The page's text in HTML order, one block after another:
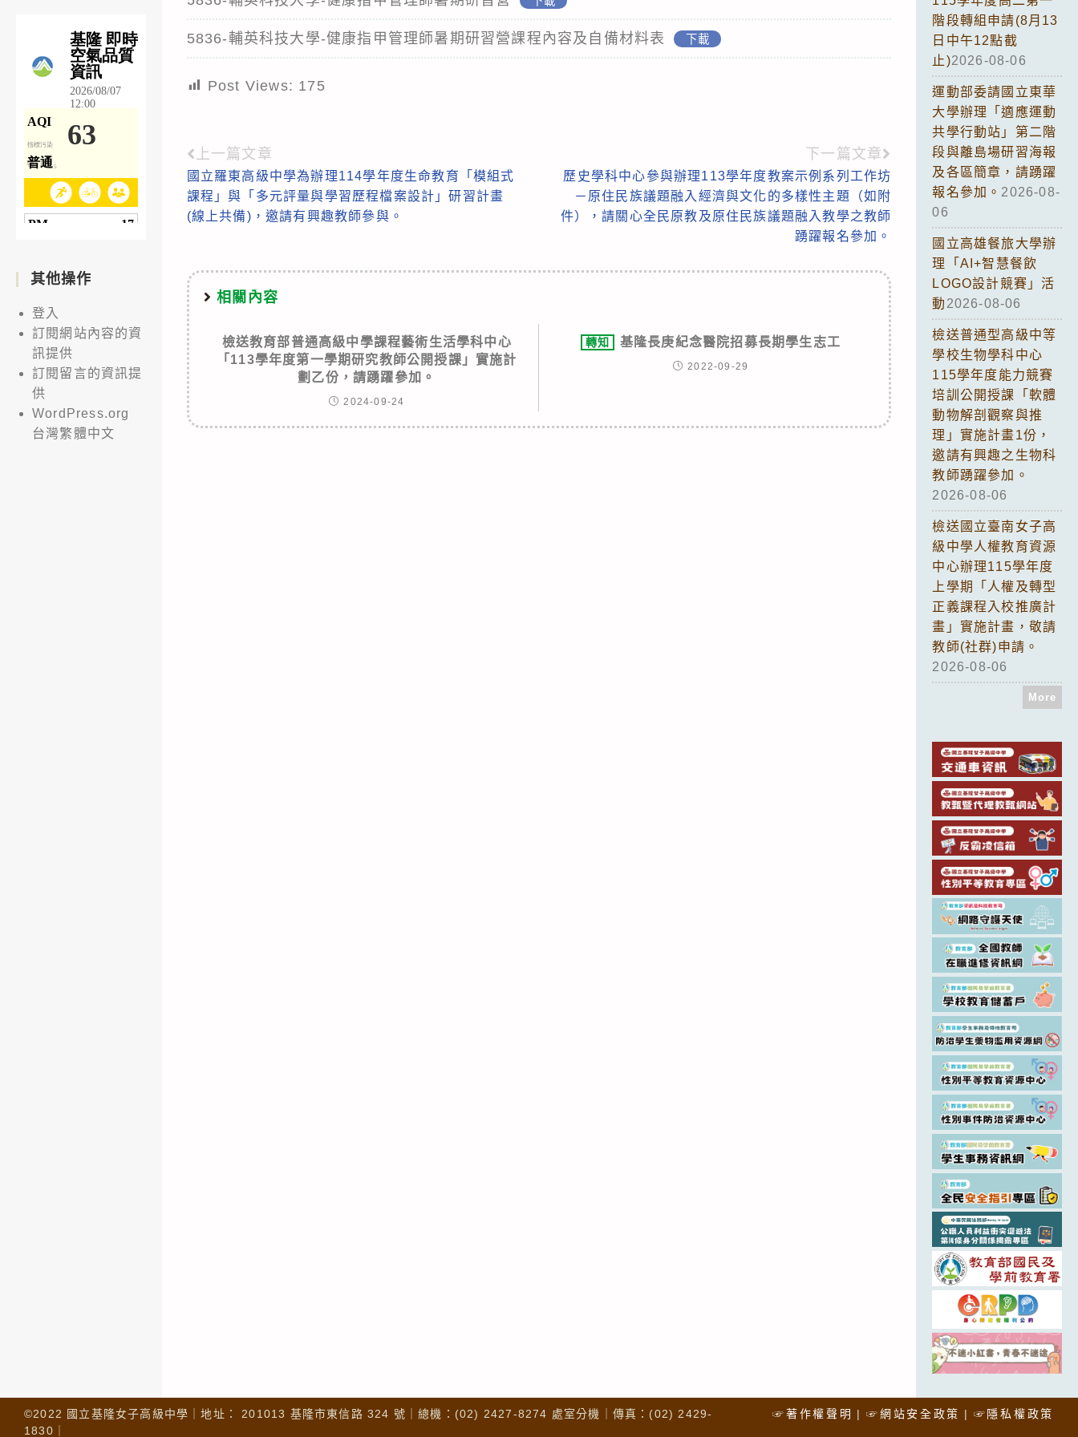
5836-輔英科技大學-健康指甲管理師暑期研習營課程內容及自備材料表 下載
Post Views: 175
Read
more
articles
上一篇文章
國立羅東高級中學為辦理114學年度生命教育「模組式
課程」與「多元評量與學習歷程檔案設計」研習計畫
(線上共備)，邀請有興趣教師參與。
下一篇文章
歷史學科中心參與辦理113學年度教案示例系列工作坊
－原住民族議題融入經濟與文化的多樣性主題（如附
件），請關心全民原教及原住民族議題融入教學之教師
踴躍報名參加。
相關內容
檢送教育部普通高級中學課程藝術生活學科中心
「113學年度第一學期研究教師公開授課」實施計
劃乙份，請踴躍參加。
2024-09-24
轉知 基隆長庚紀念醫院招募長期學生志工
2022-09-29
其他操作
登入
訂閱網站內容的資
訊提供
訂閱留言的資訊提
供
WordPress.org
台灣繁體中文
階段轉組申請(8月13
日中午12點截
止)2026-08-06
運動部委請國立東華
大學辦理「適應運動
共學行動站」第二階
段與離島場研習海報
及各區簡章，請踴躍
報名參加。 2026-08-
06
國立高雄餐旅大學辦
理「AI+智慧餐飲
LOGO設計競賽」活
動 2026-08-06
檢送普通型高級中等
學校生物學科中心
115學年度能力競賽
培訓公開授課「軟體
動物解剖觀察與推
理」實施計畫1份，
邀請有興趣之生物科
教師踴躍參加。
2026-08-06
檢送國立臺南女子高
級中學人權教育資源
中心辦理115學年度
上學期「人權及轉型
正義課程入校推廣計
畫」實施計畫，敬請
教師(社群)申請。
2026-08-06
More
☞著作權聲明 ☞網站安全政策 ☞隱私權政策
©2022 國立基隆女子高級中學｜地址： 201013 基隆市東信路 324 號｜總機：(02) 2427-8274 處室分機｜傳真：(02) 2429-
1830｜